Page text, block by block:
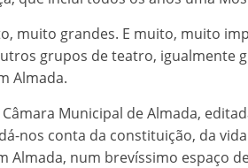
muito grandes. E muito, muito
grupos de teatro, igualmente
Almada.
Municipal de Almada,
nos conta da constituição, da
Almada, num brevíssimo espaço